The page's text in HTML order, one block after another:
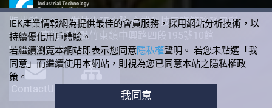
版權所有 © 工業技術研究院 產業科技國際策略發展所
310 臺灣新竹縣竹東鎮中興路四段195號10館
+886-3-5912340
ContactUs
IEK產業情報網為提供最佳的會員服務，採用網站分析技術，以
持續優化用戶體驗。
若繼續瀏覽本網站即表示您同意隱私權聲明。 若您未點選「我
同意」而繼續使用本網站，則視為您已同意本站之隱私權政
策。
我同意